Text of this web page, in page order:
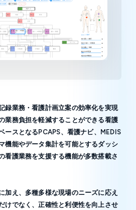
録業務・看護計画立案の効率化を実現
業務負担を軽減することができる看護
ースとなるPCAPS、看護ナビ、MEDIS
機能やデータ集計を可能とするダッシ
看護業務を支援する機能が多数搭載さ
加え、多種多様な現場のニーズに応え
けでなく、正確性と利便性を向上させ